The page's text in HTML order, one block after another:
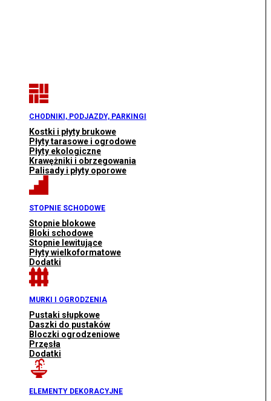
CHODNIKI, PODJAZDY, PARKINGI
Kostki i płyty brukowe
Płyty tarasowe i ogrodowe
Płyty ekologiczne
Krawężniki i obrzegowania
Palisady i płyty oporowe
STOPNIE SCHODOWE
Stopnie blokowe
Bloki schodowe
Stopnie lewitujące
Płyty wielkoformatowe
Dodatki
MURKI I OGRODZENIA
Pustaki słupkowe
Daszki do pustaków
Bloczki ogrodzeniowe
Przęsła
Dodatki
ELEMENTY DEKORACYJNE